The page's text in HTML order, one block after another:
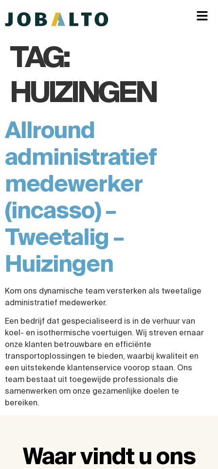
TAG:
HUIZINGEN
Allround
administratief
medewerker
(incasso) –
Tweetalig –
Huizingen
Kom ons dynamische team versterken als tweetalige
administratief medewerker.
Een bedrijf dat gespecialiseerd is in de verhuur van
koel- en isothermische voertuigen. Wij streven ernaar
onze klanten betrouwbare en efficiënte
transportoplossingen te bieden, waarbij kwaliteit en
een uitstekende klantenservice voorop staan. Ons
team bestaat uit toegewijde professionals die
samenwerken om onze gezamenlijke doelen te
bereiken.
Waar vindt u ons